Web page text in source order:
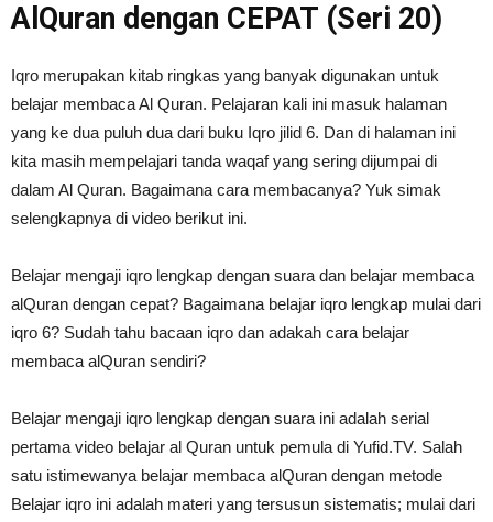
AlQuran dengan CEPAT (Seri 20)
Iqro merupakan kitab ringkas yang banyak digunakan untuk
belajar membaca Al Quran. Pelajaran kali ini masuk halaman
yang ke dua puluh dua dari buku Iqro jilid 6. Dan di halaman ini
kita masih mempelajari tanda waqaf yang sering dijumpai di
dalam Al Quran. Bagaimana cara membacanya? Yuk simak
selengkapnya di video berikut ini.
Belajar mengaji iqro lengkap dengan suara dan belajar membaca
alQuran dengan cepat? Bagaimana belajar iqro lengkap mulai dari
iqro 6? Sudah tahu bacaan iqro dan adakah cara belajar
membaca alQuran sendiri?
Belajar mengaji iqro lengkap dengan suara ini adalah serial
pertama video belajar al Quran untuk pemula di Yufid.TV. Salah
satu istimewanya belajar membaca alQuran dengan metode
Belajar iqro ini adalah materi yang tersusun sistematis; mulai dari